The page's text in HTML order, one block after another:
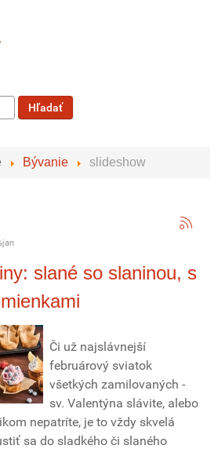
Hľadať
Bývanie slideshow
slané so slaninou, s
Či už najslávnejší
februárový sviatok
všetkých zamilovaných -
sv. Valentýna slávite, alebo
nepatríte, je to vždy skvelá
sa do sladkého či slaného